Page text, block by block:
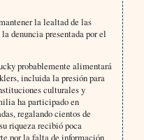
la lealtad de las
denuncia presentada por el
probablemente alimentará
incluida la presión para
culturales y
ha participado en
regalando cientos de
riqueza recibió poca
por la falta de información